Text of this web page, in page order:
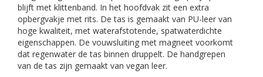
blijft met klittenband. In het hoofdvak zit een extra
opbergvakje met rits. De tas is gemaakt van PU-leer van
hoge kwaliteit, met waterafstotende, spatwaterdichte
eigenschappen. De vouwsluiting met magneet voorkomt
dat regenwater de tas binnen druppelt. De handgrepen
van de tas zijn gemaakt van vegan leer.